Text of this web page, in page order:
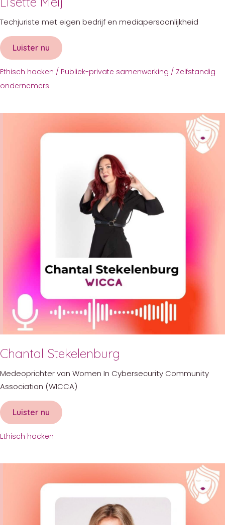
Techjuriste met eigen bedrijf en mediapersoonlijkheid
Luister nu about Lisette Meij
Ethisch hacken / Publiek-private samenwerking / Zelfstandig
ondernemers
Chantal Stekelenburg
Medeoprichter van Women In Cybersecurity Community
Association (WICCA)
Luister nu about Chantal Stekelenburg
Ethisch hacken